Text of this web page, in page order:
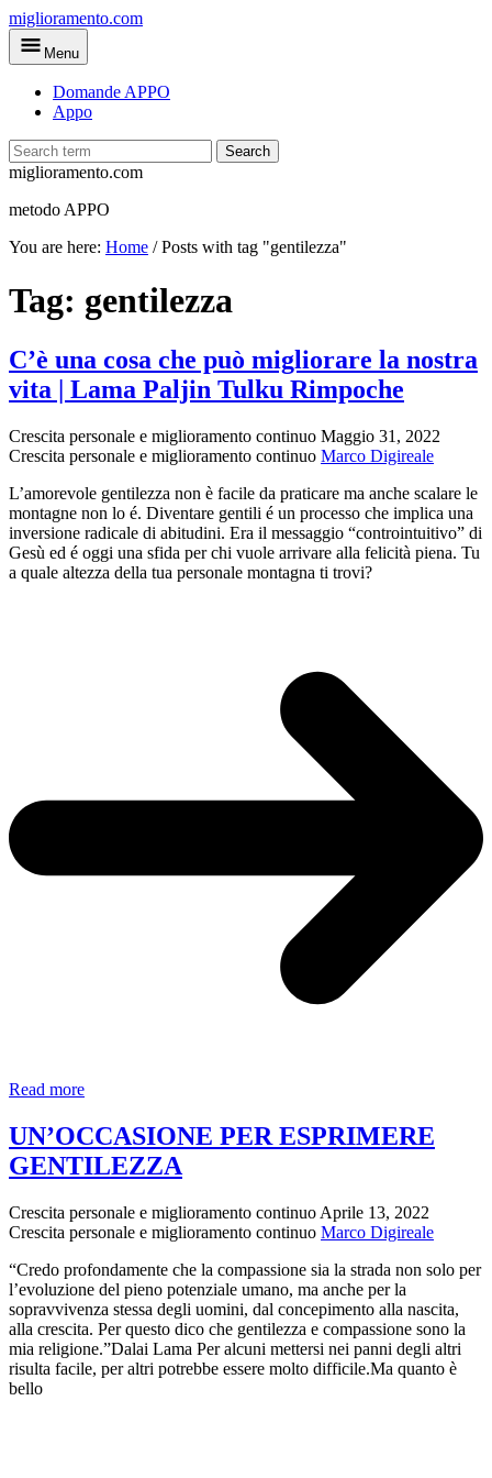
Skip
to
main
miglioramento.com
Menu
Domande APPO
Appo
Search
miglioramento.com
metodo APPO
You are here: Home /Posts with tag "gentilezza"
Tag: gentilezza
C’è una cosa che può migliorare la nostra
vita | Lama Paljin Tulku Rimpoche
Crescita personale e miglioramento continuo Maggio 31, 2022
Crescita personale e miglioramento continuo Marco Digireale
L’amorevole gentilezza non è facile da praticare ma anche scalare le
montagne non lo é. Diventare gentili é un processo che implica una
inversione radicale di abitudini. Era il messaggio “controintuitivo” di
Gesù ed é oggi una sfida per chi vuole arrivare alla felicità piena. Tu
a quale altezza della tua personale montagna ti trovi?
Read moreC’è
cosa
che
può
la
nostra
|
Lama
Paljin
Tulku
Rimpoche
UN’OCCASIONE PER ESPRIMERE
GENTILEZZA
Crescita personale e miglioramento continuo Aprile 13, 2022
Crescita personale e miglioramento continuo Marco Digireale
“Credo profondamente che la compassione sia la strada non solo per
l’evoluzione del pieno potenziale umano, ma anche per la
sopravvivenza stessa degli uomini, dal concepimento alla nascita,
alla crescita. Per questo dico che gentilezza e compassione sono la
mia religione.”Dalai Lama Per alcuni mettersi nei panni degli altri
risulta facile, per altri potrebbe essere molto difficile.Ma quanto è
bello